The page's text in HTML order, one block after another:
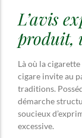
L’avis
produit,
Là où la
cigare invite au
traditions.
démarche
soucieux
excessive.